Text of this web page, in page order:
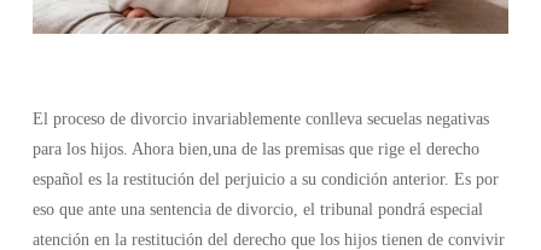
El proceso de divorcio invariablemente conlleva secuelas negativas
para los hijos. Ahora bien,una de las premisas que rige el derecho
español es la restitución del perjuicio a su condición anterior. Es por
eso que ante una sentencia de divorcio, el tribunal pondrá especial
atención en la restitución del derecho que los hijos tienen de convivir